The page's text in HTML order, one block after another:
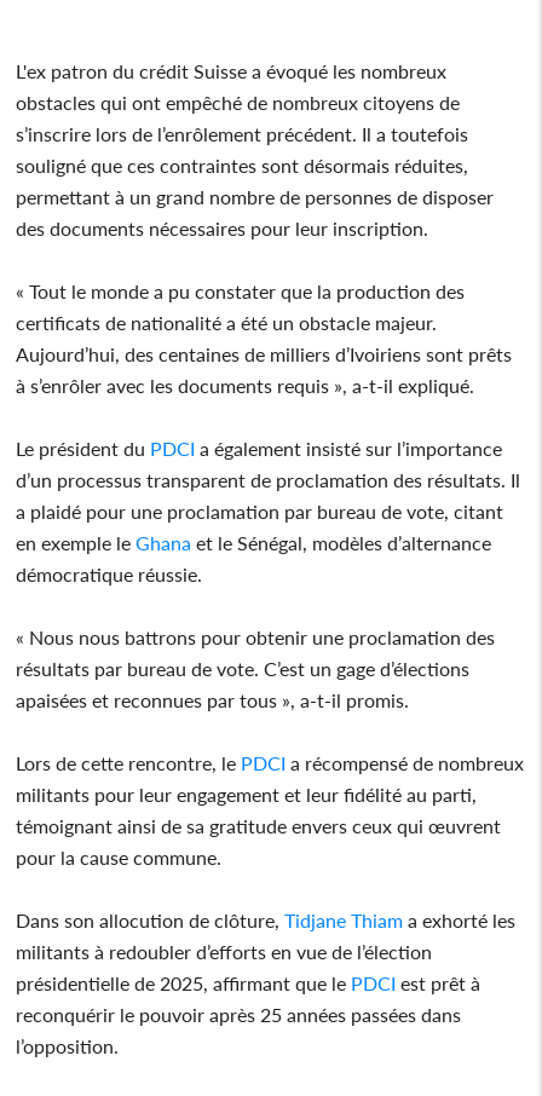
L'ex patron du crédit Suisse a évoqué les nombreux
obstacles qui ont empêché de nombreux citoyens de
s’inscrire lors de l’enrôlement précédent. Il a toutefois
souligné que ces contraintes sont désormais réduites,
permettant à un grand nombre de personnes de disposer
des documents nécessaires pour leur inscription.
« Tout le monde a pu constater que la production des
certificats de nationalité a été un obstacle majeur.
Aujourd’hui, des centaines de milliers d’Ivoiriens sont prêts
à s’enrôler avec les documents requis », a-t-il expliqué.
Le président du PDCI a également insisté sur l’importance
d’un processus transparent de proclamation des résultats. Il
a plaidé pour une proclamation par bureau de vote, citant
en exemple leGhana et le Sénégal, modèles d’alternance
démocratique réussie.
« Nous nous battrons pour obtenir une proclamation des
résultats par bureau de vote. C’est un gage d’élections
apaisées et reconnues par tous », a-t-il promis.
Lors de cette rencontre, le PDCI a récompensé de nombreux
militants pour leur engagement et leur fidélité au parti,
témoignant ainsi de sa gratitude envers ceux qui œuvrent
pour la cause commune.
Dans son allocution de clôture,Tidjane Thiam a exhorté les
militants à redoubler d’efforts en vue de l’élection
présidentielle de 2025, affirmant que le PDCI est prêt à
reconquérir le pouvoir après 25 années passées dans
l’opposition.